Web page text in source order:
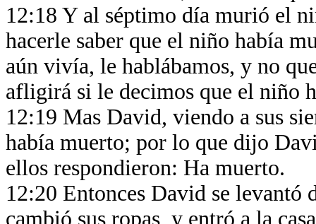
12:18 Y al séptimo día murió el
hacerle saber que el niño había
aún vivía, le hablábamos, y no
afligirá si le decimos que el niño
12:19 Mas David, viendo a sus
había muerto; por lo que dijo
ellos respondieron: Ha muerto.
12:20 Entonces David se levantó
cambió sus ropas, y entró a la